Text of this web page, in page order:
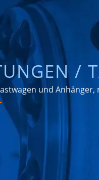
/
| CHU
LTD.
und Anhänger,